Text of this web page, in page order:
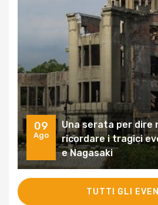
09
Ago
Una serata per dire
ricordare i tragici
e Nagasaki
TUTTI GLI